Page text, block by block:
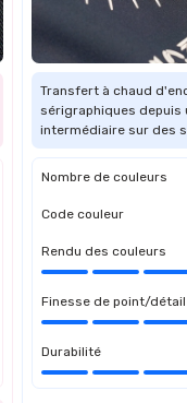
Transfert à chaud
sérigraphiques depuis
intermédiaire sur des
Nombre de couleurs
Code couleur
Rendu des couleurs
Finesse de point/détail
Durabilité